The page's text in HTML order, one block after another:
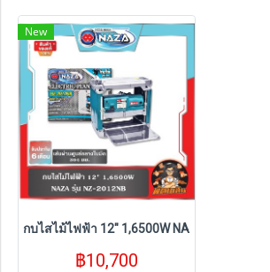
New
กบไสไม้ไฟฟ้า 12" 1,6500W NAZA รุ่น NZ-2012
฿10,700